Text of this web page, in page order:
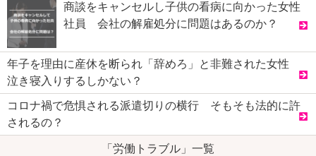
商談をキャンセルし子供の看病に向かった女性
社員 会社の解雇処分に問題はあるのか？
年子を理由に産休を断られ「辞めろ」と非難された女性
泣き寝入りするしかない？
コロナ禍で危惧される派遣切りの横行 そもそも法的に許
されるの？
「労働トラブル」一覧